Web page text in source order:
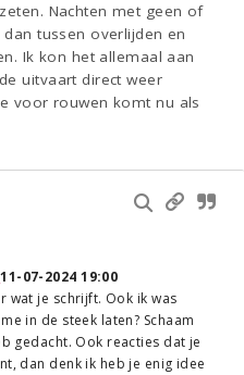
Nachten met geen of
tussen overlijden en
Ik kon het allemaal aan
uitvaart direct weer
voor rouwen komt nu als
11-07-2024 19:00
wat je schrijft. Ook ik was
in de steek laten? Schaam
gedacht. Ook reacties dat je
dan denk ik heb je enig idee